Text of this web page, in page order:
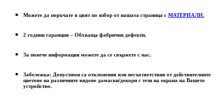
Можете да поръчате в цвят по избор от нашата страница с МАТЕРИАЛИ.
2 години гаранция – Обхваща фабрични дефекти.
За повече информация можете да се свържете с нас.
Забележка: Допустими са отклонения или несъответствия от действителните
цветове на различните видове дамаски/декори с тези на екрана на Вашето
устройство.